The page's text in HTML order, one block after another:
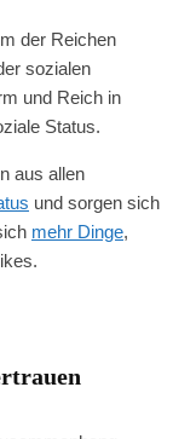
der Reichen
sozialen
und Reich in
Status.
aus allen
und sorgen sich
mehr Dinge,